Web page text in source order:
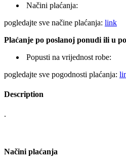
Načini plaćanja:
pogledajte sve načine plaćanja: link
Plaćanje po poslanoj ponudi ili u
Popusti na vrijednost robe:
pogledajte sve pogodnosti plaćanja:
Description
.
Načini plaćanja